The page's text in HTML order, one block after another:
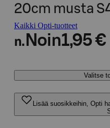
20cm musta
Kaikki Opti-tuotteet
n. Noin1,95 €
Valitse
Lisää suosikkeihin, Opti